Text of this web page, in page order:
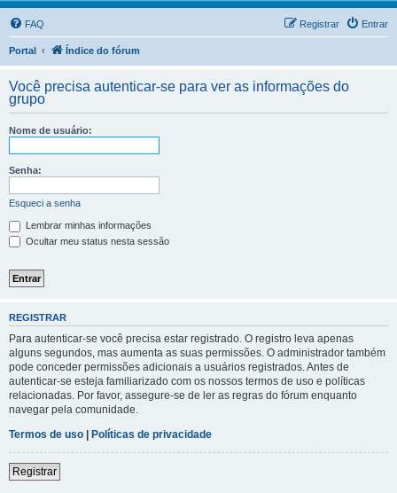
FAQ Entrar
Registrar
Portal Índice do fórum
Você precisa autenticar-se para ver as informações do
grupo
Nome de usuário:
Senha:
Esqueci a senha
Lembrar minhas informações
Ocultar meu status nesta sessão
REGISTRAR
Para autenticar-se você precisa estar registrado. O registro leva apenas
alguns segundos, mas aumenta as suas permissões. O administrador também
pode conceder permissões adicionais a usuários registrados. Antes de
autenticar-se esteja familiarizado com os nossos termos de uso e políticas
relacionadas. Por favor, assegure-se de ler as regras do fórum enquanto
navegar pela comunidade.
Termos de uso | Políticas de privacidade
Registrar